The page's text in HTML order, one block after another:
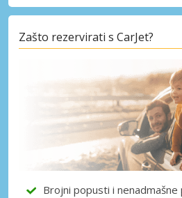
Pristupite ekskluzivnim
dobavljača
Prijava putem
Zašto rezervirati s CarJet?
Brojni popusti i nenadmašne